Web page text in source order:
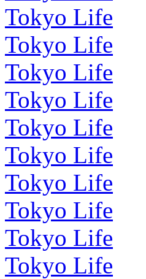
Tokyo Life
Tokyo Life
Tokyo Life
Tokyo Life
Tokyo Life
Tokyo Life
Tokyo Life
Tokyo Life
Tokyo Life
Tokyo Life